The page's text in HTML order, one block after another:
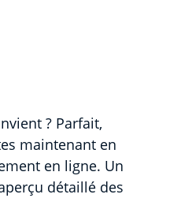
? Parfait,
maintenant en
en ligne. Un
détaillé des